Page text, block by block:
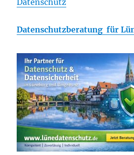
Datenschutzberatung für